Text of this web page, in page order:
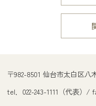
〒982-8501 仙台市太白区八
tel．022-243-1111（代表）/